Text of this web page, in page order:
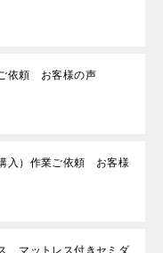
依頼 お客様の声
入）作業ご依頼 お客様
、マットレス付きセミダ